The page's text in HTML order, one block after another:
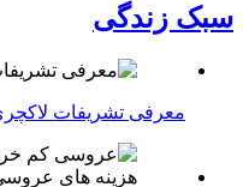
سبک زندگی
معرفی تشریفات